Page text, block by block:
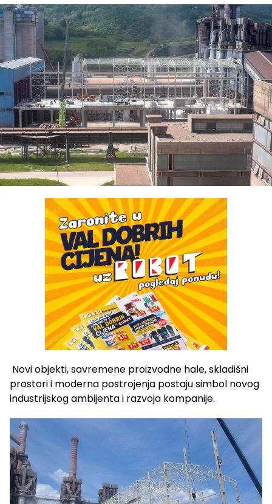
Novi objekti, savremene proizvodne hale, skladišni
prostori i moderna postrojenja postaju simbol novog
industrijskog ambijenta i razvoja kompanije.